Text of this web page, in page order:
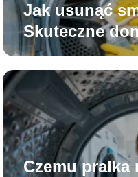
Jak usunąć
Skuteczne
Czemu pralka